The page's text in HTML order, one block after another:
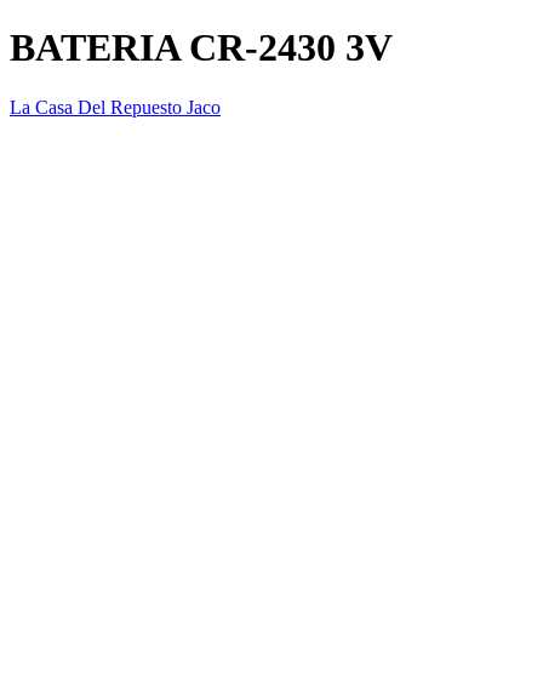
BATERIA CR-2430 3V
La Casa Del Repuesto Jaco